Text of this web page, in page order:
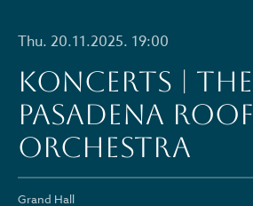
Thu. 20.11.2025. 19:00
KONCERTS | THE
PASADENA ROOF
ORCHESTRA
Grand Hall